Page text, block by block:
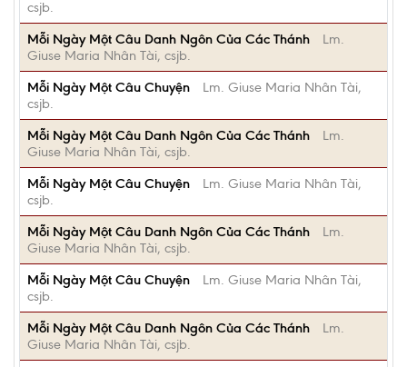
csjb.
Mỗi Ngày Một Câu Danh Ngôn Của Các Thánh
Lm.
Giuse Maria Nhân Tài, csjb.
Mỗi Ngày Một Câu Chuyện
Lm. Giuse Maria Nhân Tài,
csjb.
Mỗi Ngày Một Câu Danh Ngôn Của Các Thánh
Lm.
Giuse Maria Nhân Tài, csjb.
Mỗi Ngày Một Câu Chuyện
Lm. Giuse Maria Nhân Tài,
csjb.
Mỗi Ngày Một Câu Danh Ngôn Của Các Thánh
Lm.
Giuse Maria Nhân Tài, csjb.
Mỗi Ngày Một Câu Chuyện
Lm. Giuse Maria Nhân Tài,
csjb.
Mỗi Ngày Một Câu Danh Ngôn Của Các Thánh
Lm.
Giuse Maria Nhân Tài, csjb.